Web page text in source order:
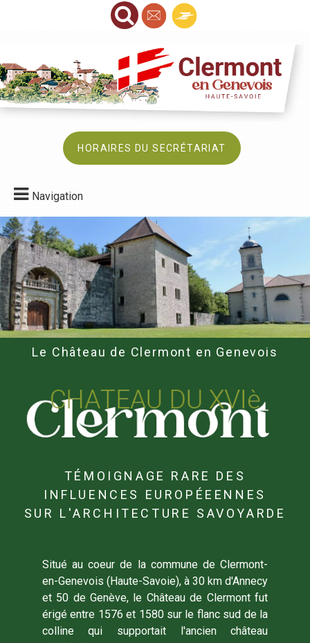
HORAIRES DU SECRÉTARIAT
Navigation
Le Château de Clermont en Genevois
TÉMOIGNAGE RARE DES
INFLUENCES EUROPÉEENNES
SUR L'ARCHITECTURE SAVOYARDE
Situé au coeur de la commune de Clermont-
en-Genevois (Haute-Savoie), à 30 km d'Annecy
et 50 de Genève, le Château de Clermont fut
érigé entre 1576 et 1580 sur le flanc sud de la
colline qui supportait l'ancien château